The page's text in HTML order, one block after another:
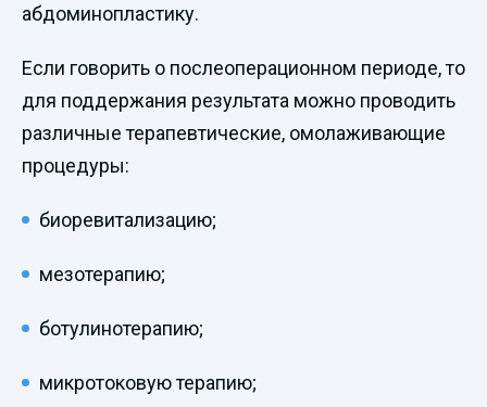
абдоминопластику.
Если говорить о послеоперационном периоде, то
для поддержания результата можно проводить
различные терапевтические, омолаживающие
процедуры:
биоревитализацию;
мезотерапию;
ботулинотерапию;
микротоковую терапию;